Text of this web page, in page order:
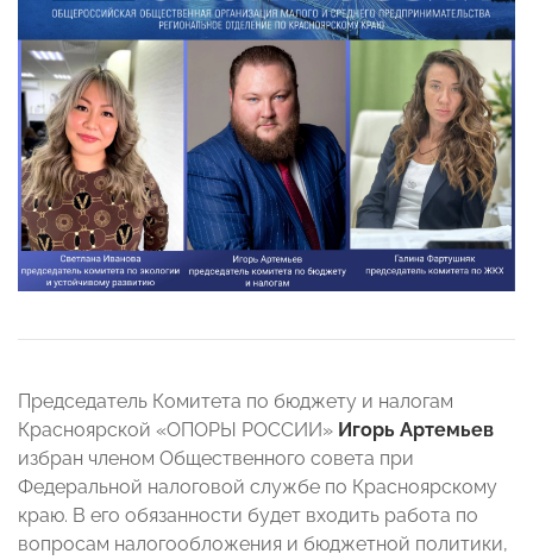
Председатель Комитета по бюджету и налогам
Красноярской «ОПОРЫ РОССИИ» Игорь Артемьев
избран членом Общественного совета при
Федеральной налоговой службе по Красноярскому
краю. В его обязанности будет входить работа по
вопросам налогообложения и бюджетной политики,